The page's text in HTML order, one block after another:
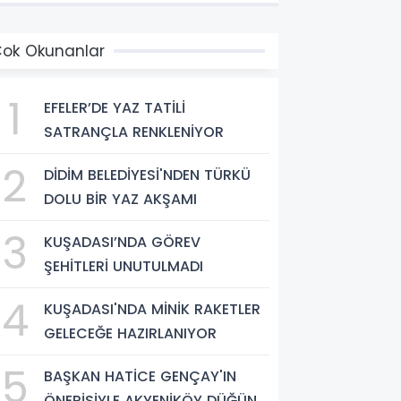
Okunanlar
1
EFELER’DE YAZ TATİLİ
SATRANÇLA RENKLENİYOR
2
DİDİM BELEDİYESİ'NDEN TÜRKÜ
DOLU BİR YAZ AKŞAMI
3
KUŞADASI’NDA GÖREV
ŞEHİTLERİ UNUTULMADI
4
KUŞADASI'NDA MİNİK RAKETLER
GELECEĞE HAZIRLANIYOR
5
BAŞKAN HATİCE GENÇAY'IN